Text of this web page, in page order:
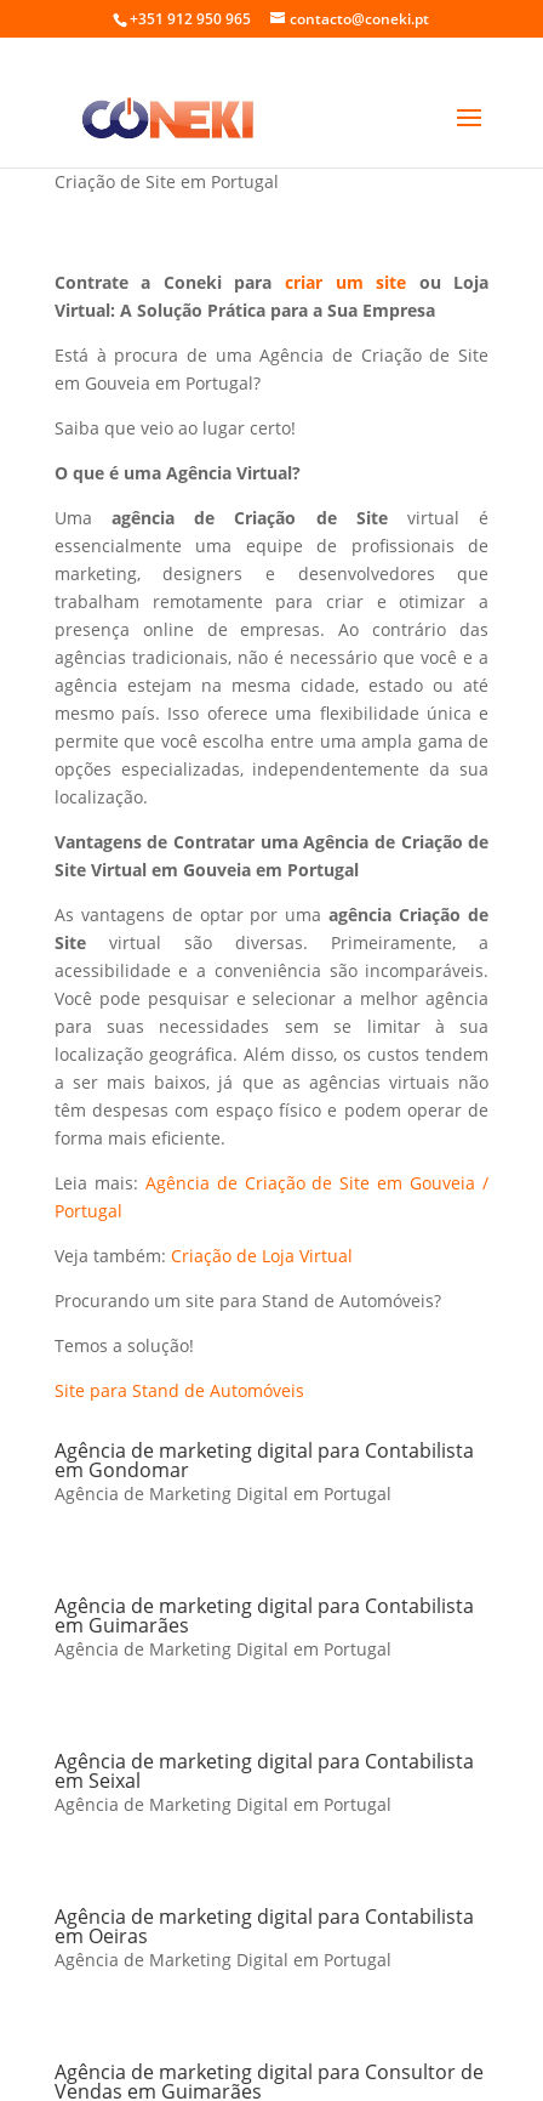
+351 912 950 965 contacto@coneki.pt
Criação de Site em Gouveia Portugal
Criação de Site em Portugal
Contrate a Coneki para criar um site ou Loja
Virtual: A Solução Prática para a Sua Empresa
Está à procura de uma Agência de Criação de Site
em Gouveia em Portugal?
Saiba que veio ao lugar certo!
O que é uma Agência Virtual?
Uma agência de Criação de Site virtual é
essencialmente uma equipe de profissionais de
marketing, designers e desenvolvedores que
trabalham remotamente para criar e otimizar a
presença online de empresas. Ao contrário das
agências tradicionais, não é necessário que você e a
agência estejam na mesma cidade, estado ou até
mesmo país. Isso oferece uma flexibilidade única e
permite que você escolha entre uma ampla gama de
opções especializadas, independentemente da sua
localização.
Vantagens de Contratar uma Agência de Criação de
Site Virtual em Gouveia em Portugal
As vantagens de optar por umaagência Criação de
Sitevirtual são diversas. Primeiramente, a
acessibilidade e a conveniência são incomparáveis.
Você pode pesquisar e selecionar a melhor agência
para suas necessidades sem se limitar à sua
localização geográfica. Além disso, os custos tendem
a ser mais baixos, já que as agências virtuais não
têm despesas com espaço físico e podem operar de
forma mais eficiente.
Leia mais: Agência de Criação de Site em Gouveia /
Portugal
Veja também: Criação de Loja Virtual
Procurando um site para Stand de Automóveis?
Temos a solução!
Site para Stand de Automóveis
Agência de marketing digital para Contabilista
em Gondomar
Agência de Marketing Digital em Portugal
Agência de marketing digital para Contabilista
em Guimarães
Agência de Marketing Digital em Portugal
Agência de marketing digital para Contabilista
em Seixal
Agência de Marketing Digital em Portugal
Agência de marketing digital para Contabilista
em Oeiras
Agência de Marketing Digital em Portugal
Agência de marketing digital para Consultor de
Vendas em Guimarães